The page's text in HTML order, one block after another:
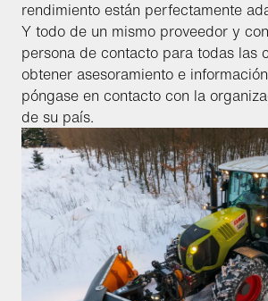
rendimiento están perfectamente
Y todo de un mismo proveedor y
persona de contacto para todas las
obtener asesoramiento e
póngase en contacto con la
de su país.